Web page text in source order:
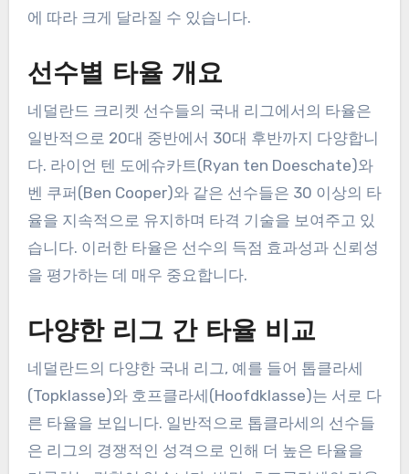
에 따라 크게 달라질 수 있습니다.
선수별 타율 개요
네덜란드 크리켓 선수들의 국내 리그에서의 타율은
일반적으로 20대 중반에서 30대 후반까지 다양합니
다. 라이언 텐 도에슈카트(Ryan ten Doeschate)와
벤 쿠퍼(Ben Cooper)와 같은 선수들은 30 이상의 타
율을 지속적으로 유지하며 타격 기술을 보여주고 있
습니다. 이러한 타율은 선수의 득점 효과성과 신뢰성
을 평가하는 데 매우 중요합니다.
다양한 리그 간 타율 비교
네덜란드의 다양한 국내 리그, 예를 들어 톱클라세
(Topklasse)와 호프클라세(Hoofdklasse)는 서로 다
른 타율을 보입니다. 일반적으로 톱클라세의 선수들
은 리그의 경쟁적인 성격으로 인해 더 높은 타율을